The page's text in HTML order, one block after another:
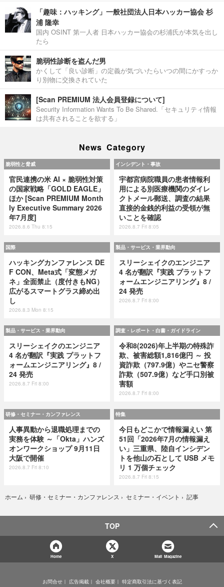
「趣味：ハッキング」一般社団法人日本ハッカー協会 杉
浦 隆幸
国内 OSINT 第一人者 日本ハッカー協会の杉浦氏が本気を出し
たら
脆弱性診断を盗んだ男
かくして「良い診断」の定義が気づいたらいつの間にかすっか
り別物に交換されていた
[Scan PREMIUM 法人会員登録について]
Security Information Wants To Be Shared.「セキュリティ情報
は共有されることを欲する」
News Category
脆弱性と脅威
官民連携の米 AI × 脆弱性対策
の国家戦略「GOLD EAGLE」
ほか [Scan PREMIUM Month
ly Executive Summary 2026
年7月度]
2026.8.6 Thu 8:15
インシデント・事故
宇都宮病院職員の患者情報利
用による別医療機関のダイレ
クトメール郵送、調査の結果
直接的金銭的利益の受領が無
いことを確認
2026.8.7 Fri 8:05
国際
ハッキングカンファレンス DE
F CON、Meta式「変態メガ
ネ」全面禁止（度付きもNG）
広がるスマートグラス締め出
し
2026.8.3 Mon 8:15
製品・サービス・業界動向
スリーシェイクのエンジニア
4 名が翻訳『実践 プラットフ
ォームエンジニアリング』8 /
24 発売
2026.8.7 Fri 8:00
製品・サービス・業界動向
スリーシェイクのエンジニア
4 名が翻訳『実践 プラットフ
ォームエンジニアリング』8 /
24 発売
2026.8.7 Fri 8:00
調査・レポート・白書・ガイドライン
令和8(2026)年上半期の特殊詐
欺、被害総額1,816億円 ～ 投
資詐欺（797.9億）やニセ警察
詐欺（507.9億）など手口別被
害額
2026.8.7 Fri 8:00
研修・セミナー・カンファレンス
人事異動から退職処理までの
実務を体験 ～「Okta」ハンズ
オンワークショップ 9月11日
大阪で開催
2026.8.7 Fri 8:10
特集
今日もどこかで情報漏えい 第
51回「2026年7月の情報漏え
い」三重県、陸自インシデン
トを他山の石として USB メモ
リ 1 万個チェック
2026.8.7 Fri 8:15
ホーム › 研修・セミナー・カンファレンス › セミナー・イベント › 記事
TOP
Home X Mail Magazine
お問合せ 広告掲載 会社概要 特定商取引法に基づく表記